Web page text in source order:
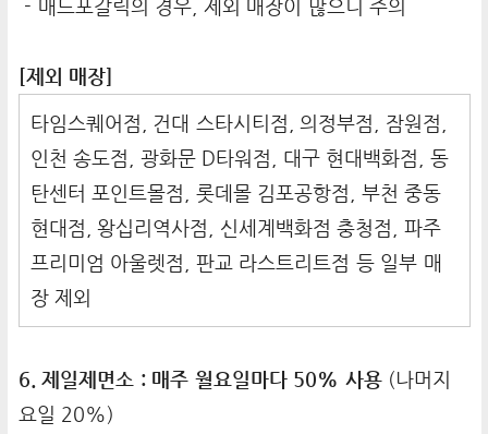
- 매드포갈릭의 경우, 제외 매장이 많으니 주의
[제외 매장]
타임스퀘어점, 건대 스타시티점, 의정부점, 잠원점,
인천 송도점, 광화문 D타워점, 대구 현대백화점, 동
탄센터 포인트몰점, 롯데몰 김포공항점, 부천 중동
현대점, 왕십리역사점, 신세계백화점 충청점, 파주
프리미엄 아울렛점, 판교 라스트리트점 등 일부 매
장 제외
6. 제일제면소 : 매주 월요일마다 50% 사용(나머지
요일 20%)